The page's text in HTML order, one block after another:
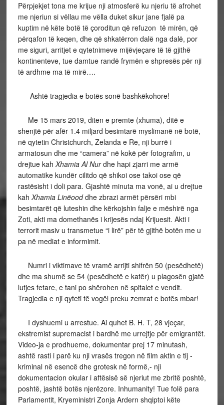
Përpjekjet tona me krijue nji atmosferë ku njeriu të afrohet
me njeriun si vëllau me vëlla duket sikur jane fjalë pa
kuptim në këte botë të çoroditun që refuzon të mirën, që
përqafon të keqen, dhe që shkatërron dalë nga dalë, por
me siguri, arritjet e qytetnimeve mijëvjeçare të të gjithë
kontinenteve, tue damtue randë frymën e shpresës për nji
të ardhme ma të mirë….
Ashtë tragjedia e botës sonë bashkëkohore!
Me 15 mars 2019, diten e premte (xhuma), ditë e
shenjtë për afër 1.4 miljard besimtarë myslimanë në botë,
në qytetin Christchurch, Zelanda e Re, nji burrë i
armatosun dhe me “camera” në kokë për fotografim, u
drejtue kah Xhamia Al Nurdhe hapi zjarri me armë
automatike kundër cilitdo që shikoi ose takoi ose që
rastësisht i doli para. Gjashtë minuta ma vonë, ai u drejtue
kah Xhamia Linëooddhe zbrazi armët përsëri mbi
besimtarët që luteshin dhe kërkojshin falje e mëshirë nga
Zoti, akti ma domethanës i krijesës ndaj Krijuesit. Akti i
terrorit masiv u transmetue “i lirë” për të gjithë botën me u
pa në mediat e informimit.
Numri i viktimave të vramë arrijti shifrën 50 (pesëdhetë)
dhe ma shumë se 54 (pesëdhetë e katër) u plagosën gjatë
lutjes fetare, e tani po shërohen në spitalet e vendit.
Tragjedia e nji qyteti të vogël preku zemrat e botës mbar!
I dyshuemi u arrestue. Ai quhet B. H. T, 28 vjeçar,
ekstremist supremacist i bardhë me urrejtje për emigrantët.
Video-ja e prodhueme, dokumentar prej 17 minutash,
ashtë rasti i parë ku nji vrasës tregon në film aktin e tij -
kriminal në esencë dhe grotesk në formë,- nji
dokumentacion okular i aftësisë së njeriut me zbritë poshtë,
poshtë, jashtë botës njerëzore. Inhumanity! Tue folë para
Parlamentit, Kryeministri Zonja Ardern shqiptoi këte